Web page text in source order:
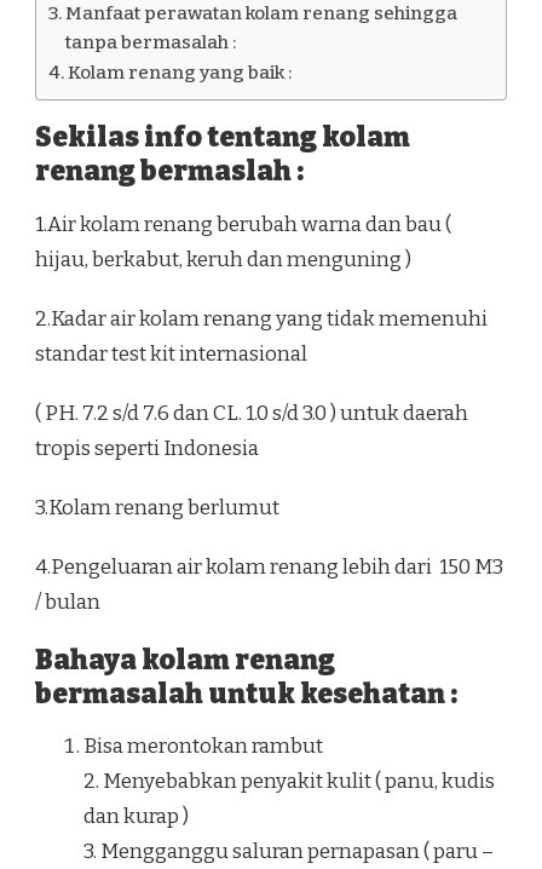
Manfaat perawatan kolam renang sehingga
tanpa bermasalah :
Kolam renang yang baik :
Sekilas info tentang kolam
renang bermaslah :
1.Air kolam renang berubah warna dan bau (
hijau, berkabut, keruh dan menguning )
2.Kadar air kolam renang yang tidak memenuhi
standar test kit internasional
( PH. 7.2 s/d 7.6 dan CL. 1.0 s/d 3.0 ) untuk daerah
tropis seperti Indonesia
3.Kolam renang berlumut
4.Pengeluaran air kolam renang lebih dari 150 M3
/ bulan
Bahaya kolam renang
bermasalah untuk kesehatan :
Bisa merontokan rambut
2. Menyebabkan penyakit kulit ( panu, kudis
dan kurap )
3. Mengganggu saluran pernapasan ( paru –